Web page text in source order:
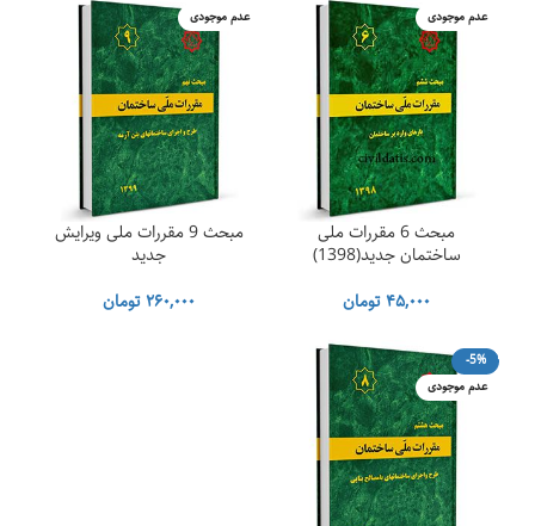
عدم موجودی
مبحث 6 مقررات ملی
ساختمان جدید(1398)
۴۵,۰۰۰تومان
عدم موجودی
مبحث 9 مقررات ملی ویرایش
جدید
۲۶۰,۰۰۰تومان
-5%
عدم موجودی